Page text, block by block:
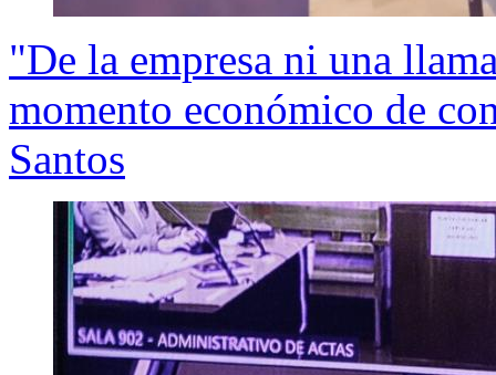
"De la empresa ni una
momento económico de
Santos